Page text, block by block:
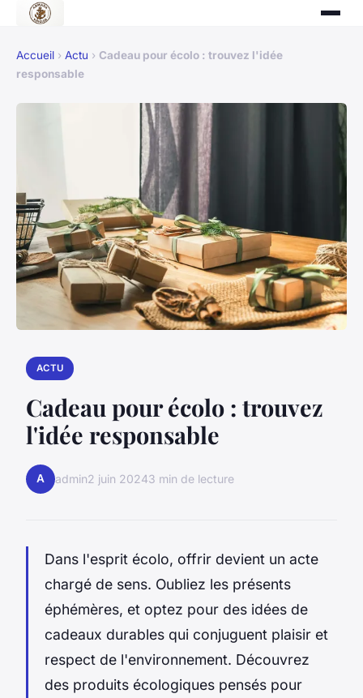
Accueil › Actu › Cadeau pour écolo : trouvez l'idée
responsable
ACTU
Cadeau pour écolo : trouvez
l'idée responsable
A admin2 juin 20243 min de lecture
Dans l'esprit écolo, offrir devient un acte
chargé de sens. Oubliez les présents
éphémères, et optez pour des idées de
cadeaux durables qui conjuguent plaisir et
respect de l'environnement. Découvrez
des produits écologiques pensés pour